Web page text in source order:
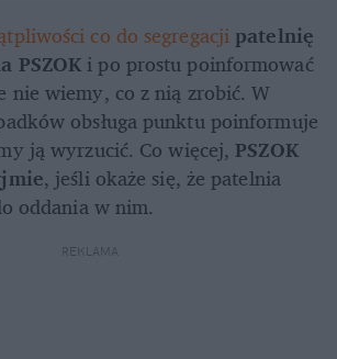
co do segregacji patelnię
PSZOK i po prostu poinformować
nie wiemy, co z nią zrobić. W
obsługa punktu poinformuje
ją wyrzucić. Co więcej, PSZOK
, jeśli okaże się, że patelnia
oddania w nim.
REKLAMA